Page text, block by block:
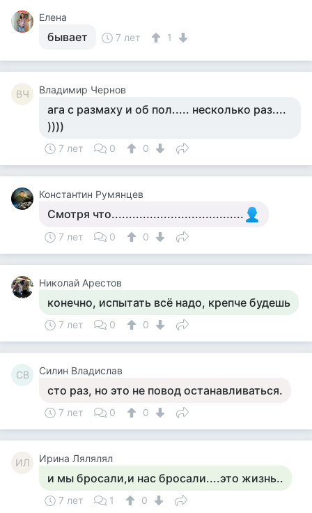
Елена
бывает 7 лет 1
ВЧ Владимир Чернов
ага с размаху и об пол..... несколько раз....
))))
7 лет 0 0
Константин Румянцев
Смотря что......................................
7 лет 0 0
Николай Арестов
конечно, испытать всё надо, крепче будешь
7 лет 0 0
СВ Силин Владислав
сто раз, но это не повод останавливаться.
7 лет 0 0
ИЛ Ирина Лялялял
и мы бросали,и нас бросали....это жизнь..
7 лет 1 0